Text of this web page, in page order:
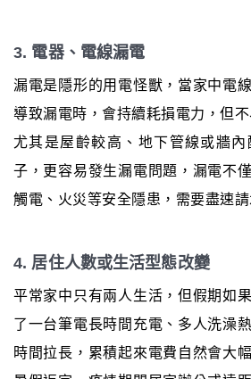
3. 電器、電線漏電
漏電是隱形的用電怪獸，當家中電
導致漏電時，會持續耗損電力，但不
尤其是屋齡較高、地下管線或牆
子，更容易發生漏電問題，漏電不
觸電、火災等安全隱患，需要盡速
4. 居住人數或生活型態改變
平常家中只有兩人生活，但假期如
了一台筆電長時間充電、多人洗澡
時間拉長，累積起來電費自然會大